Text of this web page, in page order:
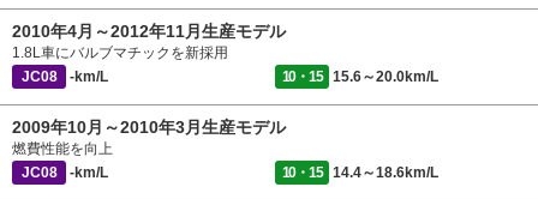
2010年4月～2012年11月生産モデル
1.8L車にバルブマチックを新採用
JC08
-km/L 10・15 15.6～20.0km/L
2009年10月～2010年3月生産モデル
燃費性能を向上
JC08
-km/L 10・15 14.4～18.6km/L